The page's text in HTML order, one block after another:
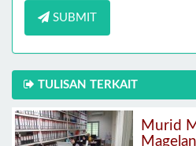
SUBMIT
TULISAN TERKAIT
Murid